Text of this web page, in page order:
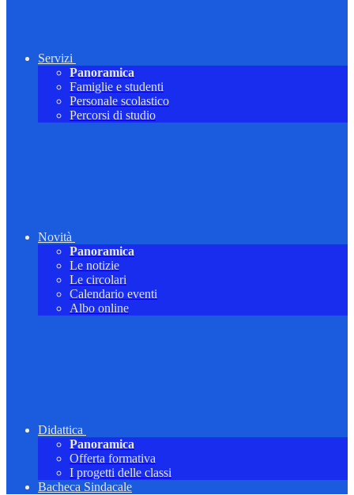
Servizi
Panoramica
Famiglie e studenti
Personale scolastico
Percorsi di studio
Novità
Panoramica
Le notizie
Le circolari
Calendario eventi
Albo online
Didattica
Panoramica
Offerta formativa
I progetti delle classi
Bacheca Sindacale